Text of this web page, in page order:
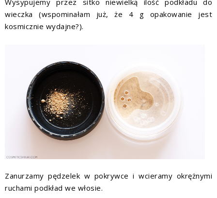
Wysypujemy przez sitko niewielką ilość podkładu do
wieczka (wspominałam już, że 4 g opakowanie jest
kosmicznie wydajne?).
Zanurzamy pędzelek w pokrywce i wcieramy okrężnymi
ruchami podkład we włosie.